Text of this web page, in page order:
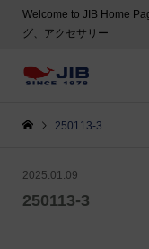
Welcome to JIB Home
グ、アクセサリー
250113-3
2025.01.09
250113-3